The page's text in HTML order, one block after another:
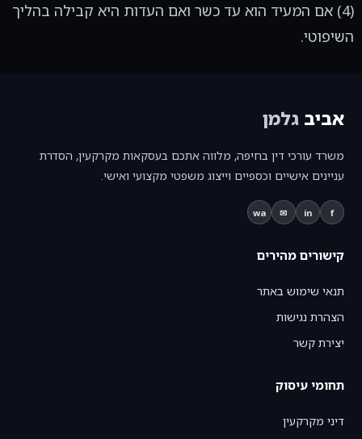
(4) אם המעיד הוא עד כשר ואם העדות היא קבילה בהליך
השיפוטי.
אביבגלמן
משרד עורכי דין בחיפה, מלווה אתכם בעסקאות מקרקעין, הסדרת
עניינים אישיים וכספיים וייצוג משפטי מקצועי ואישי.
f
in
✉
wa
קישורים מהירים
תנאי שימוש באתר
הצהרת נגישות
יצירת קשר
תחומי עיסוק
דיני מקרקעין